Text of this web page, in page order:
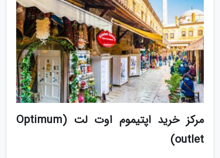
مرکز خرید اپتیموم اوت لت (Optimum
outlet)